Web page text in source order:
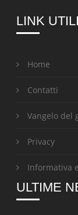
LINK UTILI
Home
Contatti
Vangelo del
Privacy
Informativa
ULTIME